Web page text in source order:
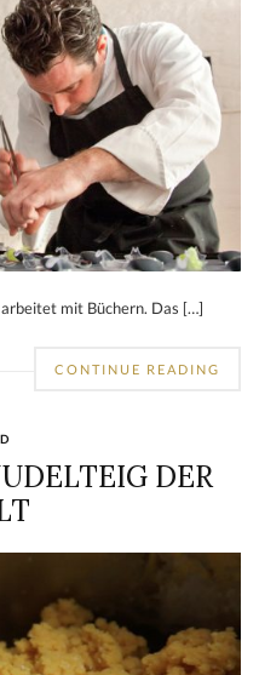
arbeitet mit Büchern. Das […]
CONTINUE READING
DER